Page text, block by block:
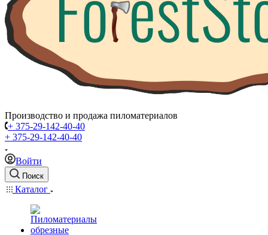
Производство и продажа пиломатериалов
+ 375-29-142-40-40
+ 375-29-142-40-40
Войти
Поиск
Каталог